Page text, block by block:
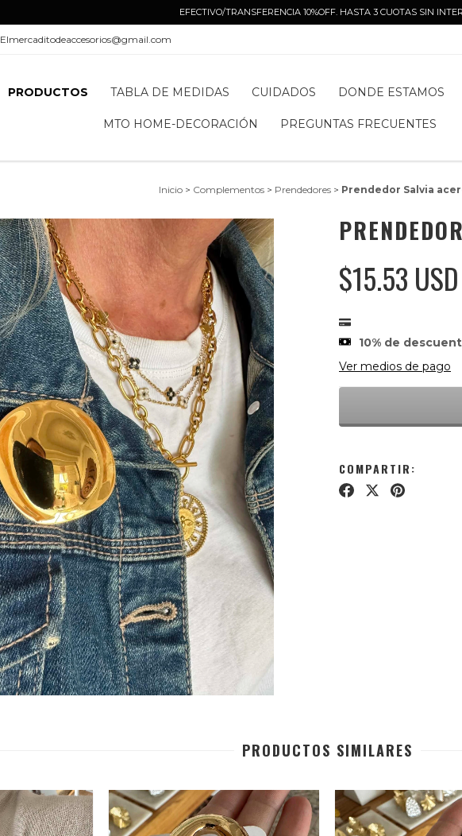
EFECTIVO/TRANSFERENCIA 10%OFF. HASTA 3 CUOTAS SIN
Elmercaditodeaccesorios@gmail.com
PRODUCTOS TABLA DE MEDIDAS CUIDADOS DONDE ESTAMOS
MTO HOME-DECORACIÓN PREGUNTAS FRECUENTES
Inicio > Complementos > Prendedores > Prendedor Salvia
$15.53 USD
10% de
Ver medios de pago
COMPARTIR:
PRODUCTOS SIMILARES